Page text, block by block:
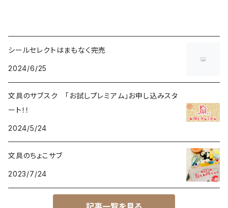
シールセレクトはまもなく完売
2024/6/25
文具のサブスク 「お試しプレミアム」お申し込みスタ
ート！！
2024/5/24
文具のちょこサブ
2023/7/24